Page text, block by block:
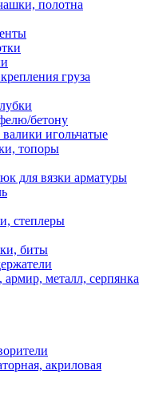
полотна
груза
бетону
игольчатые
топоры
для вязки арматуры
степлеры
биты
армир, металл, серпянка
акриловая